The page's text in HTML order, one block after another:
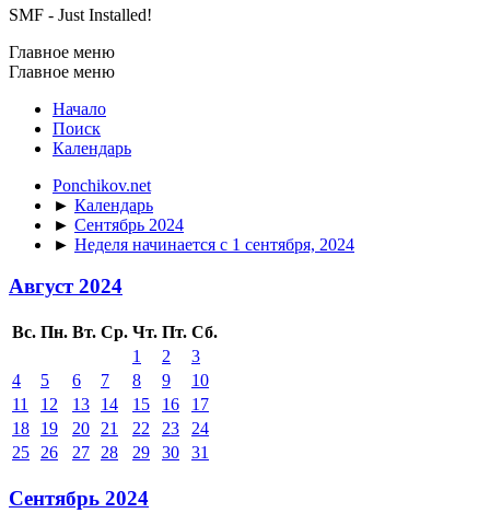
SMF - Just Installed!
Главное меню
Главное меню
Начало
Поиск
Календарь
Ponchikov.net
► Календарь
► Сентябрь 2024
► Неделя начинается с 1 сентября, 2024
Август 2024
Вс. Пн. Вт. Ср. Чт. Пт. Сб.
1
2
3
4
5 6 7 8 9
10
11
12 13 14 15 16
17
18
19 20 21 22 23
24
25
26 27 28 29 30 31
Сентябрь 2024